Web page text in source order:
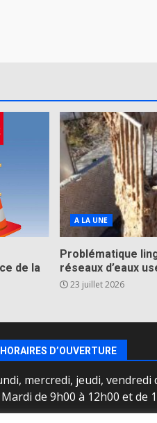
de la
A LA UNE
Problématique
réseaux d’eaux
23 juillet 2026
HORAIRES D’OUVERTURE
mercredi, jeudi, vendredi
de 9h00 à 12h00 et de